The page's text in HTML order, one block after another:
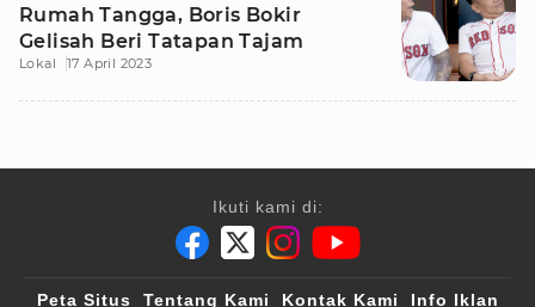
Rumah Tangga, Boris Bokir
Gelisah Beri Tatapan Tajam
Lokal 17 April 2023
Ikuti kami di:
Peta Situs Tentang Kami Kontak Kami Info Iklan